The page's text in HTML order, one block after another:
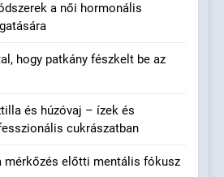
a női hormonális
hogy patkány fészkelt be az
és húzóvaj – ízek és
cukrászatban
mérkőzés előtti mentális fókusz